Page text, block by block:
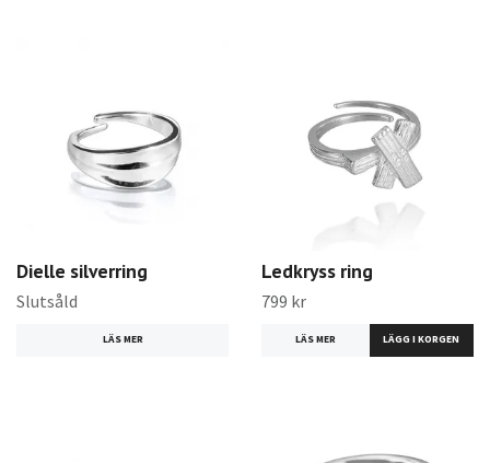
Dielle silverring
Slutsåld
LÄS MER
Ledkryss ring
799 kr
LÄS MER